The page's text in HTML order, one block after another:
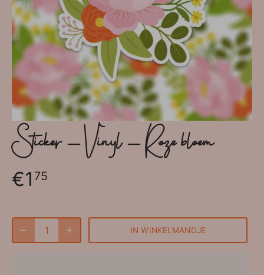
Sticker - Vinyl - Roze bloem
€1 75
IN WINKELMANDJE